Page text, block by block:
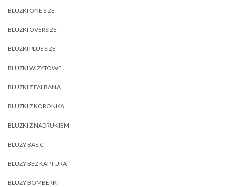
BLUZKI ONE SIZE
BLUZKI OVERSIZE
BLUZKI PLUS SIZE
BLUZKI WIZYTOWE
BLUZKI Z FALBANĄ
BLUZKI Z KORONKĄ
BLUZKI Z NADRUKIEM
BLUZY BASIC
BLUZY BEZ KAPTURA
BLUZY BOMBERKI